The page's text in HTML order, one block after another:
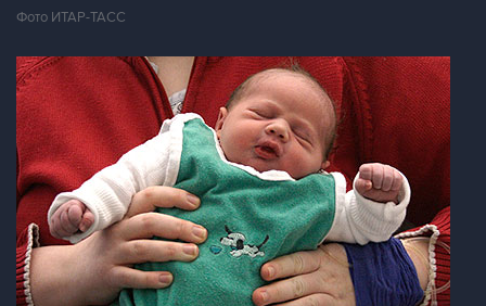
Фото ИТАР-ТАСС